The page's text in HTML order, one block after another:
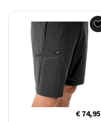
€ 74,95